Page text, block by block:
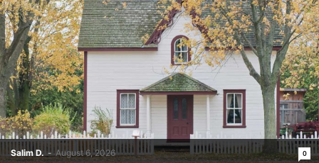
Salim D. - August 6, 2026 0